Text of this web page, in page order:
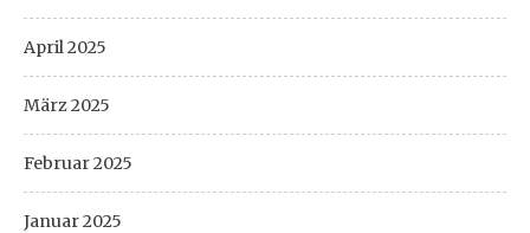
April 2025
März 2025
Februar 2025
Januar 2025